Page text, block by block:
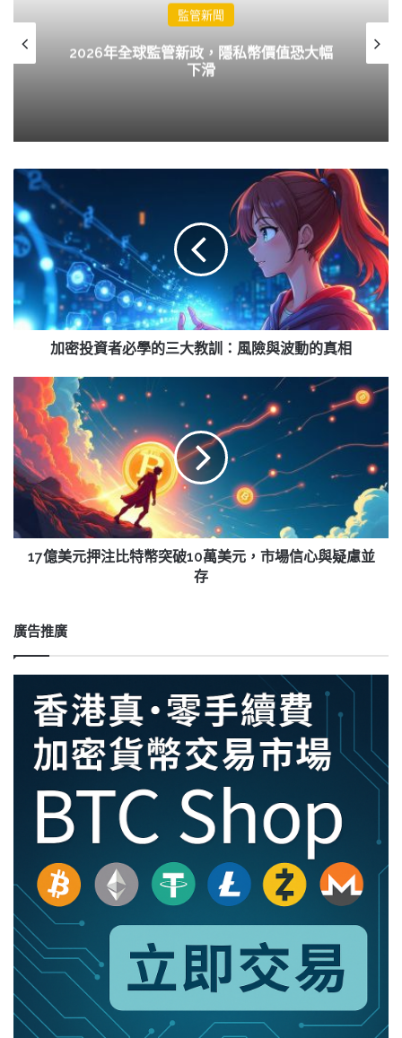
監管新聞
2026年全球監管新政，隱私幣價值恐大幅
下滑
加
投
資
者
學
的
三
訓：
風
險
與
波
動
的
相
加密投資者必學的三大教訓：風險與波動的真相
億
美
元
押
注
比
幣
美
17億美元押注比特幣突破10萬美元，市場信心與疑慮並
存
廣告推廣